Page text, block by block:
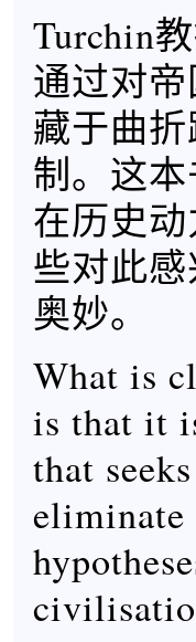
Turchin
通过对
藏于曲
制。这
在历史
些对此
奥妙。
What is
is that it
that
eliminate